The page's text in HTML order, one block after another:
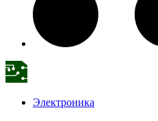
Электроника